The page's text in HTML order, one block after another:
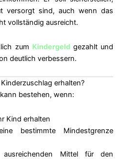
versorgt sind, auch wenn das
vollständig ausreicht.
zum Kindergeldgezahlt und
deutlich verbessern.
erhalten?
bestehen, wenn:
Kind erhalten
bestimmte Mindestgrenze
ausreichenden Mittel für den